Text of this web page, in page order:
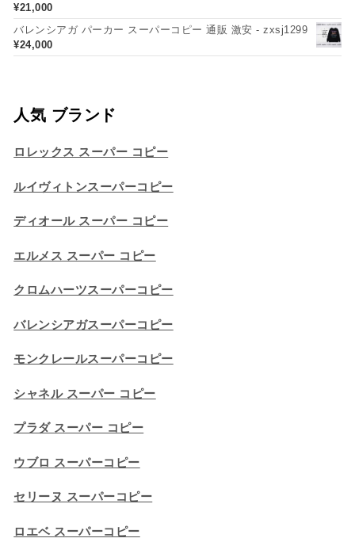
¥21,000
バレンシアガ パーカー スーパーコピー 通販 激安 - zxsj1299
¥24,000
人気 ブランド
ロレックス スーパー コピー
ルイヴィトンスーパーコピー
ディオール スーパー コピー
エルメス スーパー コピー
クロムハーツスーパーコピー
バレンシアガスーパーコピー
モンクレールスーパーコピー
シャネル スーパー コピー
プラダ スーパー コピー
ウブロ スーパーコピー
セリーヌ スーパーコピー​
ロエベ スーパーコピー